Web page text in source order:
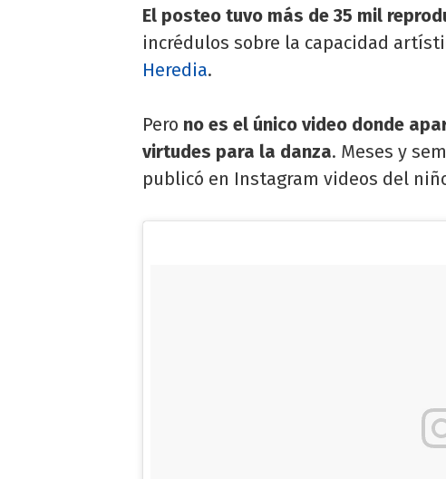
El posteo tuvo más de 35 mil
incrédulos sobre la capacidad
Heredia.
Pero no es el único video donde
virtudes para la danza. Meses y
publicó en Instagram videos del